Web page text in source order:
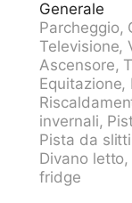
sci,
Accesso fino
inverno per
inverno
limitato, extra)
garage pubblico
bus "Arosa,
"Arosa" 1 km.
slitte 500 m.
domicilio.
Generale
Parcheggio,
Televisione,
Ascensore,
Equitazione,
invernali,
Pista da
Divano
fridge